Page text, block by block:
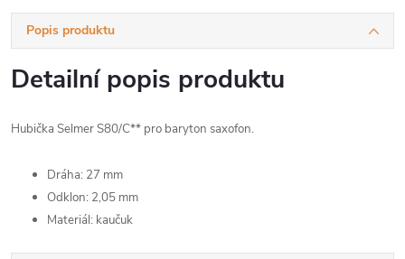
Popis produktu
Detailní popis produktu
Hubička Selmer S80/C** pro baryton saxofon.
Dráha: 27 mm
Odklon: 2,05 mm
Materiál: kaučuk